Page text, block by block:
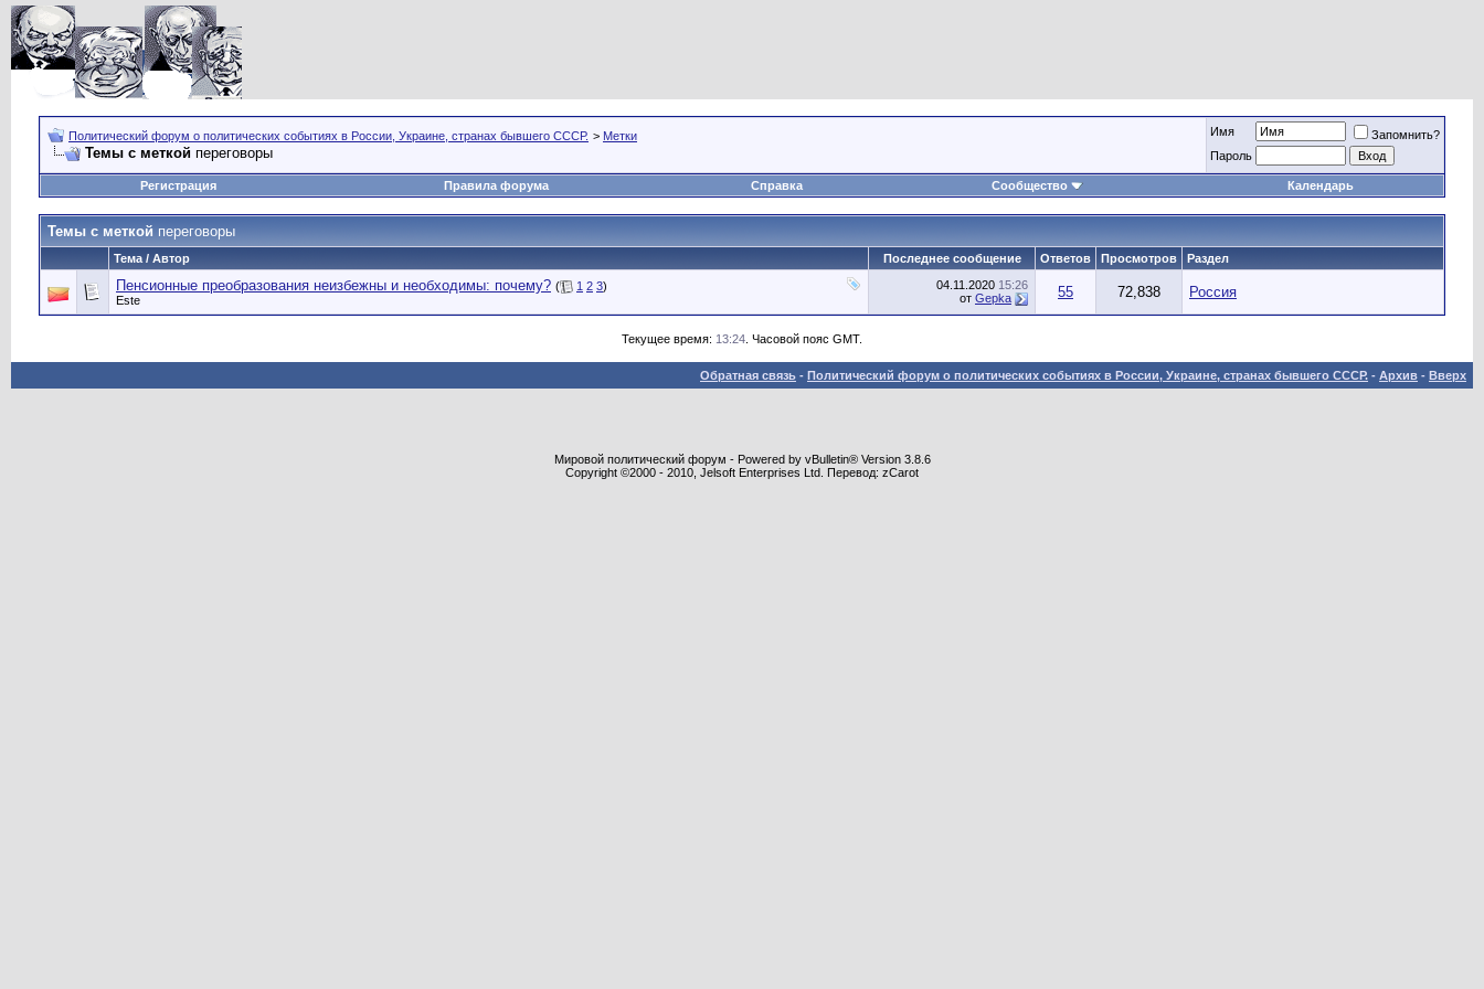
Политический форум о политических событиях в России, Украине, странах бывшего СССР. > Метки
Темы с меткой переговоры
Имя
Запомнить?
Пароль
Регистрация Правила форума Справка Сообщество Календарь
Темы с меткой переговоры
Тема / Автор Последнее сообщение Ответов Просмотров Раздел
Пенсионные преобразования неизбежны и необходимы: почему? ( 1 2 3)
Este
04.11.2020 15:26
от Gepka 55 72,838 Россия
Текущее время: 13:24 . Часовой пояс GMT.
Обратная связь - Политический форум о политических событиях в России, Украине, странах бывшего СССР. - Архив - Вверх
Мировой политический форум - Powered by vBulletin® Version 3.8.6
Copyright ©2000 - 2010, Jelsoft Enterprises Ltd. Перевод: zCarot